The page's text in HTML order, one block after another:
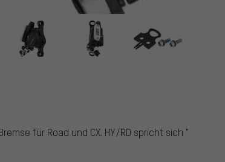
für Road und CX. HY/RD spricht sich "